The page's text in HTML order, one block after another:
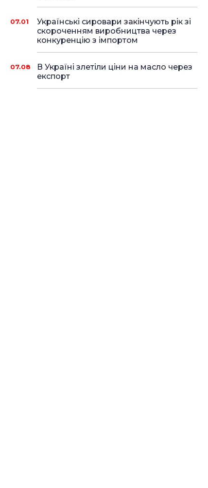
07.01
Українські сировари закінчують рік зі
скороченням виробництва через
конкуренцію з імпортом
07.08
В Україні злетіли ціни на масло через
експорт